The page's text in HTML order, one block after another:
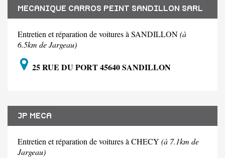
MECANIQUE CARROS PEINT SANDILLON SARL
Entretien et réparation de voitures à SANDILLON(à
6.5km de Jargeau)
25 RUE DU PORT 45640 SANDILLON
JP MECA
Entretien et réparation de voitures à CHECY (à 7.1km de
Jargeau)